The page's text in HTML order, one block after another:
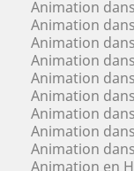
Animation
Animation
Animation
Animation
Animation
Animation
Animation
Animation
Animation
Animation en